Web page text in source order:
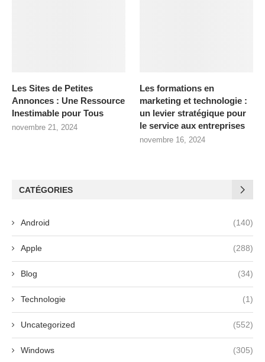
Les Sites de Petites
Annonces : Une Ressource
Inestimable pour Tous
novembre 21, 2024
Les formations en
marketing et technologie :
un levier stratégique pour
le service aux entreprises
novembre 16, 2024
CATÉGORIES
Android (140)
Apple (288)
Blog (34)
Technologie (1)
Uncategorized (552)
Windows (305)